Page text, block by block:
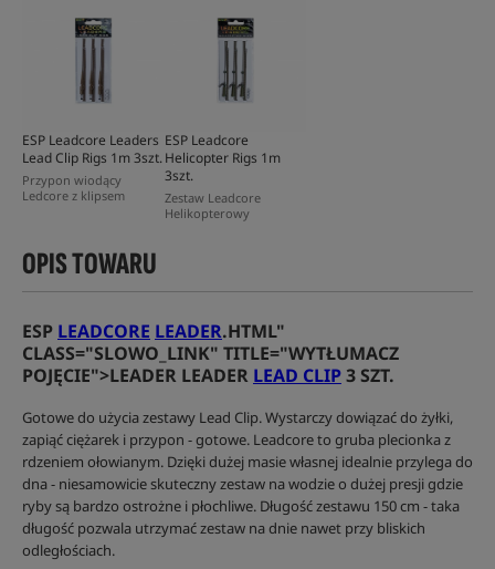
ESP Leadcore Leaders
Lead Clip Rigs 1m 3szt.
Przypon wiodący
Ledcore z klipsem
ESP Leadcore
Helicopter Rigs 1m
3szt.
Zestaw Leadcore
Helikopterowy
OPIS TOWARU
ESP LEADCORE LEADER.HTML"
CLASS="SLOWO_LINK" TITLE="WYTŁUMACZ
POJĘCIE">LEADER LEADER LEAD CLIP3 SZT.
Gotowe do użycia zestawy Lead Clip. Wystarczy dowiązać do żyłki,
zapiąć ciężarek i przypon - gotowe. Leadcore to gruba plecionka z
rdzeniem ołowianym. Dzięki dużej masie własnej idealnie przylega do
dna - niesamowicie skuteczny zestaw na wodzie o dużej presji gdzie
ryby są bardzo ostrożne i płochliwe. Długość zestawu 150 cm - taka
długość pozwala utrzymać zestaw na dnie nawet przy bliskich
odległościach.